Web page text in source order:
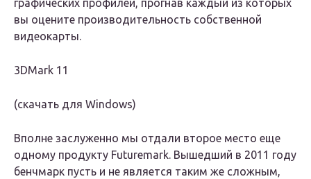
графических профилей, прогнав каждый из которых
вы оцените производительность собственной
видеокарты.
3DMark 11
(скачать для Windows)
Вполне заслуженно мы отдали второе место еще
одному продукту Futuremark. Вышедший в 2011 году
бенчмарк пусть и не является таким же сложным,